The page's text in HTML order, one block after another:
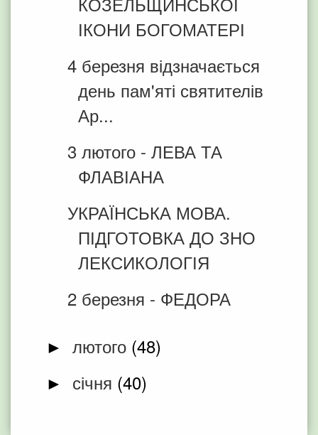
ІКОНИ БОГОМАТЕРІ
4 березня відзначається
день пам'яті святителів
Ар...
3 лютого - ЛЕВА ТА
ФЛАВІАНА
УКРАЇНСЬКА МОВА.
ПІДГОТОВКА ДО ЗНО
ЛЕКСИКОЛОГІЯ
2 березня - ФЕДОРА
► лютого (48)
► січня (40)